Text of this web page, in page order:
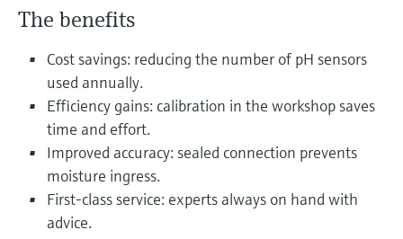
Найти, выбрать и настроить продукты,
Получение информации о
приборе
Введите серийный номер прибора с
заводской таблички Endress+Hauser и
получите доступ к подробной информации
по этому прибору (инструкции по
эксплуатации, техописание, замещающие
продукты и данные о запчастях).
Поиск запасных частей
Найти запасные части по корневому
Level measurement with pressure
Купить всё
Memosens technology
Купить всё
Купить всё
промышленности посредством
цифровизации
Операционная эффективность
производства благодаря
прозрачности технологических
процессов на уровне принятия
решений
The benefits
Cost savings: reducing the number of pH sensors
used annually.
Efficiency gains: calibration in the workshop saves
time and effort.
Improved accuracy: sealed connection prevents
moisture ingress.
First-class service: experts always on hand with
advice.